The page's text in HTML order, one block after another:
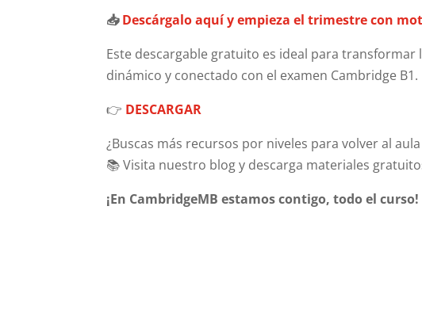
📥Descárgalo aquí y empieza el trimestre con
Este descargable gratuito es ideal para
dinámico y conectado con el examen Cambridge B1.
👉 DESCARGAR
¿Buscas más recursos por niveles para volver al
📚 Visita nuestro blog y descarga materiales
¡En CambridgeMB estamos contigo, todo el curso!